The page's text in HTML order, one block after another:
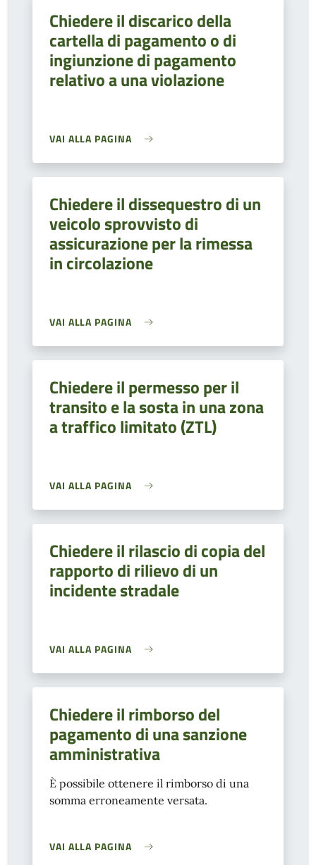
Chiedere il discarico della
cartella di pagamento o di
ingiunzione di pagamento
relativo a una violazione
VAI ALLA PAGINA
Chiedere il dissequestro di un
veicolo sprovvisto di
assicurazione per la rimessa
in circolazione
VAI ALLA PAGINA
Chiedere il permesso per il
transito e la sosta in una zona
a traffico limitato (ZTL)
VAI ALLA PAGINA
Chiedere il rilascio di copia del
rapporto di rilievo di un
incidente stradale
VAI ALLA PAGINA
Chiedere il rimborso del
pagamento di una sanzione
amministrativa
È possibile ottenere il rimborso di una
somma erroneamente versata.
VAI ALLA PAGINA